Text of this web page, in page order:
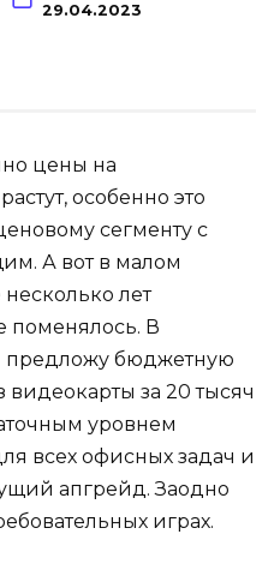
29.04.2023
цены на
особенно это
сегменту с
А вот в малом
лет
поменялось. В
предложу бюджетную
за 20 тысяч
уровнем
всех офисных задач и
апгрейд. Заодно
играх.